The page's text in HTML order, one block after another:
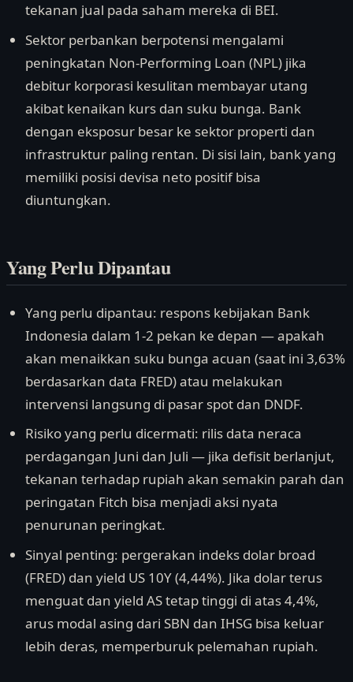
tekanan jual pada saham mereka di BEI.
Sektor perbankan berpotensi mengalami
peningkatan Non-Performing Loan (NPL) jika
debitur korporasi kesulitan membayar utang
akibat kenaikan kurs dan suku bunga. Bank
dengan eksposur besar ke sektor properti dan
infrastruktur paling rentan. Di sisi lain, bank yang
memiliki posisi devisa neto positif bisa
diuntungkan.
Yang Perlu Dipantau
Yang perlu dipantau: respons kebijakan Bank
Indonesia dalam 1-2 pekan ke depan — apakah
akan menaikkan suku bunga acuan (saat ini 3,63%
berdasarkan data FRED) atau melakukan
intervensi langsung di pasar spot dan DNDF.
Risiko yang perlu dicermati: rilis data neraca
perdagangan Juni dan Juli — jika defisit berlanjut,
tekanan terhadap rupiah akan semakin parah dan
peringatan Fitch bisa menjadi aksi nyata
penurunan peringkat.
Sinyal penting: pergerakan indeks dolar broad
(FRED) dan yield US 10Y (4,44%). Jika dolar terus
menguat dan yield AS tetap tinggi di atas 4,4%,
arus modal asing dari SBN dan IHSG bisa keluar
lebih deras, memperburuk pelemahan rupiah.